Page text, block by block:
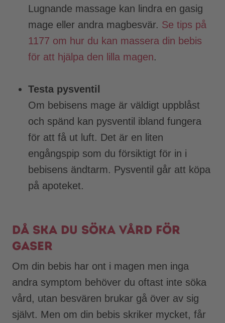
Lugnande massage kan lindra en gasig
mage eller andra magbesvär. Se tips på
1177 om hur du kan massera din bebis
för att hjälpa den lilla magen.
Testa pysventil
Om bebisens mage är väldigt uppblåst
och spänd kan pysventil ibland fungera
för att få ut luft. Det är en liten
engångspip som du försiktigt för in i
bebisens ändtarm. Pysventil går att köpa
på apoteket.
Då ska du söka vård för
gaser
Om din bebis har ont i magen men inga
andra symptom behöver du oftast inte söka
vård, utan besvären brukar gå över av sig
självt. Men om din bebis skriker mycket, får